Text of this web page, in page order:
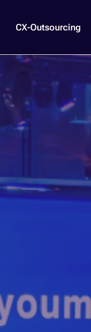
CX-Outsourcing